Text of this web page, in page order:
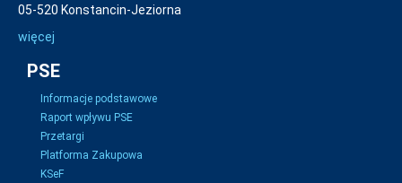
05-520 Konstancin-Jeziorna
więcej
PSE
Informacje podstawowe
Raport wpływu PSE
Przetargi
Platforma Zakupowa
KSeF